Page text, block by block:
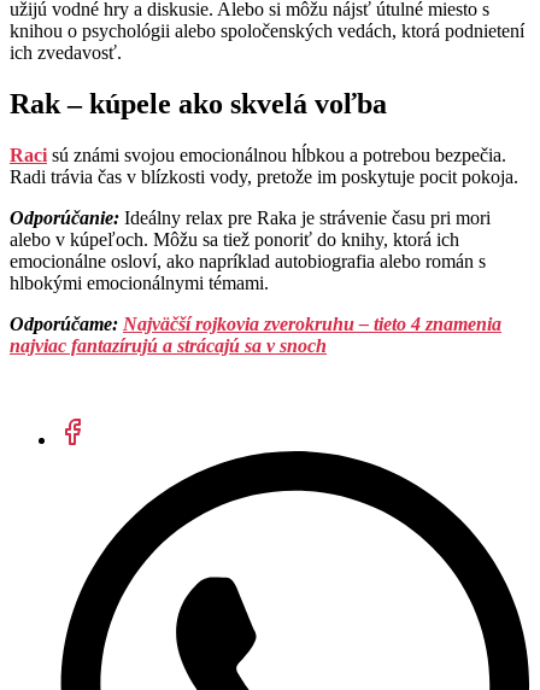
užijú vodné hry a diskusie. Alebo si môžu nájsť útulné miesto s
knihou o psychológii alebo spoločenských vedách, ktorá podnietení
ich zvedavosť.
Rak – kúpele ako skvelá voľba
Raci sú známi svojou emocionálnou hĺbkou a potrebou bezpečia.
Radi trávia čas v blízkosti vody, pretože im poskytuje pocit pokoja.
Odporúčanie: Ideálny relax pre Raka je strávenie času pri mori
alebo v kúpeľoch. Môžu sa tiež ponoriť do knihy, ktorá ich
emocionálne osloví, ako napríklad autobiografia alebo román s
hlbokými emocionálnymi témami.
Odporúčame: Najväčší rojkovia zverokruhu – tieto 4 znamenia
najviac fantazírujú a strácajú sa v snoch